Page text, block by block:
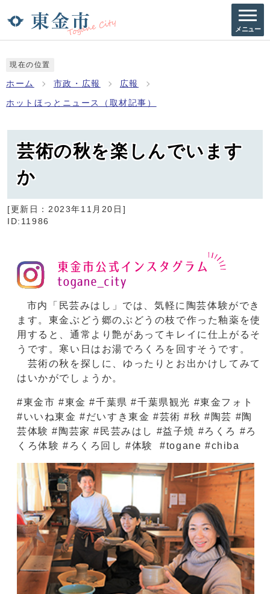
メニュー
現在の位置
ホーム 市政・広報 広報
ホットほっとニュース（取材記事）
芸術の秋を楽しんでいます
か
[更新日： 2023年11月20日 ]
ID:11986
市内「民芸みはし」では、気軽に陶芸体験ができ
ます。東金ぶどう郷のぶどうの枝で作った釉薬を使
用すると、通常より艶があってキレイに仕上がるそ
うです。寒い日はお湯でろくろを回すそうです。
芸術の秋を探しに、ゆったりとお出かけしてみて
はいかがでしょうか。
#東金市 #東金 #千葉県 #千葉県観光 #東金フォト
#いいね東金 #だいすき東金 #芸術 #秋 #陶芸 #陶
芸体験 #陶芸家 #民芸みはし #益子焼 #ろくろ #ろ
くろ体験 #ろくろ回し #体験 #togane #chiba